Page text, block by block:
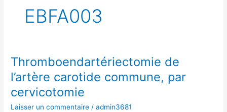
EBFA003
Thromboendartériectomie de
l’artère carotide commune, par
cervicotomie
Laisser un commentaire /admin3681
Thromboendartériectomie
de
l’artère
carotide
commune,